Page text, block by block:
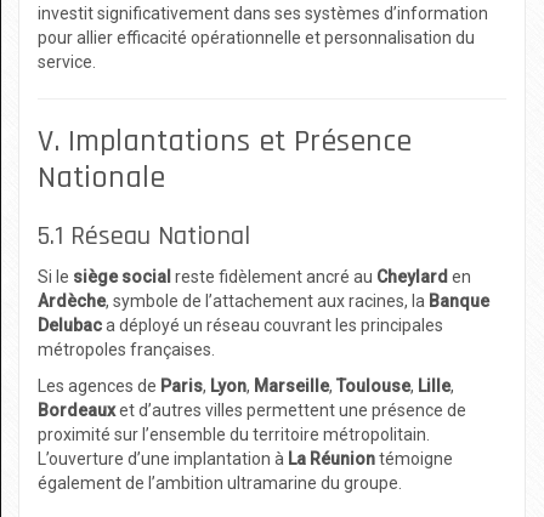
investit significativement dans ses systèmes d’information
pour allier efficacité opérationnelle et personnalisation du
service.
V. Implantations et Présence
Nationale
5.1 Réseau National
Si le siège social reste fidèlement ancré au Cheylard en
Ardèche, symbole de l’attachement aux racines, la Banque
Delubaca déployé un réseau couvrant les principales
métropoles françaises.
Les agences de Paris, Lyon, Marseille, Toulouse, Lille,
Bordeauxet d’autres villes permettent une présence de
proximité sur l’ensemble du territoire métropolitain.
L’ouverture d’une implantation à La Réuniontémoigne
également de l’ambition ultramarine du groupe.